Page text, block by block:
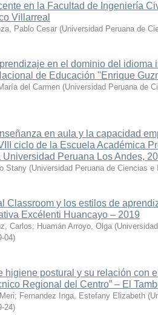
en la Facultad de Ingeniería
Villarreal
Pablo Cesar (Universidad Peruana de
en el dominio del idioma
de Educación "Enrique
del Carmen (Universidad Peruana de
en aula y la capacidad
ciclo de la Escuela Académica
Universidad Peruana Los Andes,
Stany (Universidad Peruana de Ciencias e
Classroom y los estilos de
Excélenti Huancayo – 2019
Carlos; Huamán Arroyo, Olga (
04)
higiene postural y su relación con
Regional del Centro” – El
; Fernandez Inga, Estefany Elizabeth (
24)